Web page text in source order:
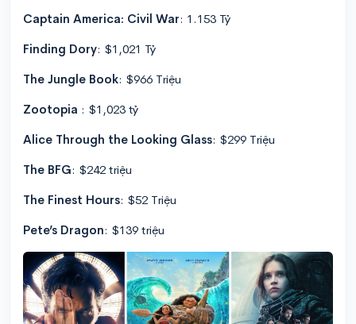
Captain America: Civil War: 1.153 Tỷ
Finding Dory: $1,021 Tỷ
The Jungle Book: $966 Triệu
Zootopia : $1,023 tỷ
Alice Through the Looking Glass: $299 Triệu
The BFG: $242 triệu
The Finest Hours: $52 Triệu
Pete’s Dragon: $139 triệu